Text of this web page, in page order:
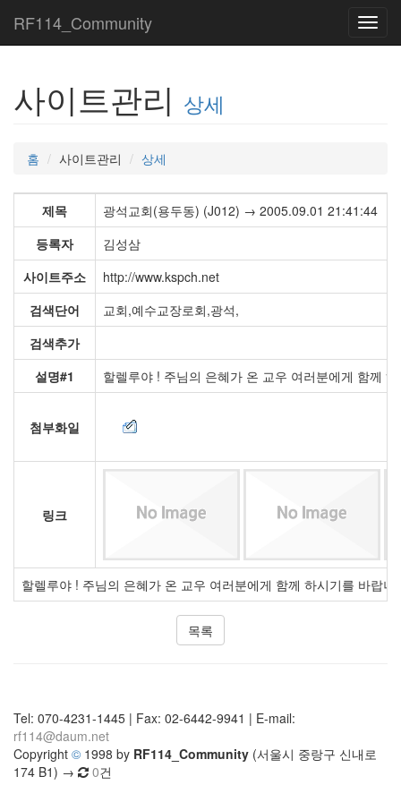
RF114_Community
사이트관리 상세
홈 사이트관리 상세
제목
광석교회(용두동) (J012) → 2005.09.01 21:41:44
등록자
김성삼
사이트주소
http://www.kspch.net
검색단어
교회,예수교장로회,광석,
검색추가
설명#1
할렐루야 ! 주님의 은혜가 온 교우 여러분에게 함께
첨부화일
링크
할렐루야 ! 주님의 은혜가 온 교우 여러분에게 함께 하시기를 바랍
목록
Tel: 070-4231-1445 | Fax: 02-6442-9941 | E-mail:
rf114@daum.net
Copyright © 1998 by RF114_Community (서울시 중랑구 신내로
174 B1) →
0건